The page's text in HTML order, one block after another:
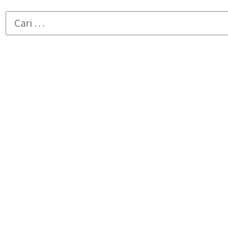
Cari
untuk: